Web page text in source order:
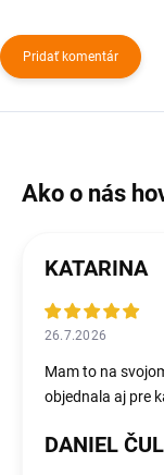
Pridať komentár
KATARINA
26.7.2026
Mam to na
objednala aj pre
DANIEL